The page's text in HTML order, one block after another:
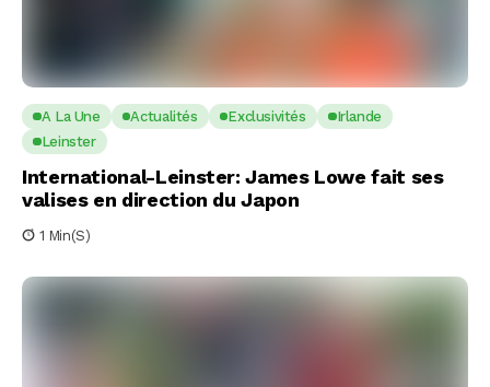
A La Une Actualités Exclusivités
Irlande
Leinster
International-Leinster: James Lowe fait ses
valises en direction du Japon
1 Min(s)